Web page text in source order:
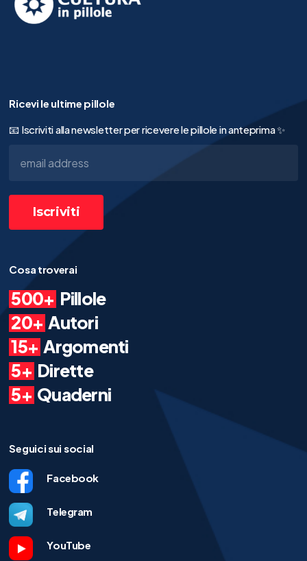
Ricevi le ultime pillole
📧 Iscriviti alla newsletter per ricevere le pillole in anteprima ✨
Cosa troverai
500+ Pillole
20+ Autori
15+ Argomenti
5+ Dirette
5+ Quaderni
Seguici sui social
Facebook
Telegram
YouTube